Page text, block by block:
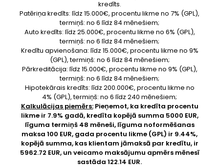
kredīts.
Patēriņa kredīts: līdz 15.000€, procentu likme no 7% (GPL),
termiņš: no 6 līdz 84 mēnešiem;
Auto kredīts: līdz 25.000€, procentu likme no 6% (GPL),
termiņš: no 6 līdz 84 mēnešiem;
Kredītu apvienošana: līdz 15.000€, procentu likme no 9%
(GPL), termiņš: no 6 līdz 84 mēnešiem;
Pārkreditācija: līdz 15.000€, procentu likme no 9% (GPL),
termiņš: no 6 līdz 84 mēnešiem;
Hipotekārais kredīts: līdz 200.000€, procentu likme no
4% (GPL), termiņš: no 6 līdz 240 mēnešiem;
Kalkulācijas piemērs:Pieņemot, ka kredīta procentu
likme ir 7.9% gadā, kredīta kopējā summa 5000 EUR,
līguma termiņš 48 mēneši, līguma noformēšanas
maksa 100 EUR, gada procentu likme (GPL) ir 9.44%,
kopējā summa, kas klientam jāmaksā par kredītu, ir
5962.72 EUR, un veicamo maksājumu apmērs mēnesī
sastāda 122.14 EUR.